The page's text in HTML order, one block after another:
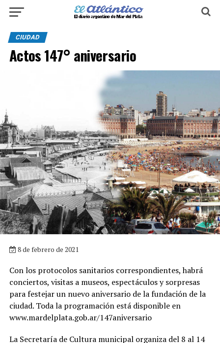
CIUDAD
Actos 147° aniversario
8 de febrero de 2021
Con los protocolos sanitarios correspondientes, habrá
conciertos, visitas a museos, espectáculos y sorpresas
para festejar un nuevo aniversario de la fundación de la
ciudad. Toda la programación está disponible en
www.mardelplata.gob.ar/147aniversario
La Secretaría de Cultura municipal organiza del 8 al 14